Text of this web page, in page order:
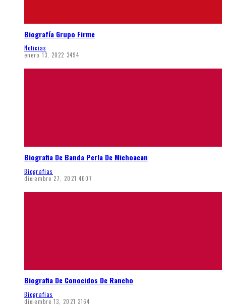
Biografía Grupo Firme
Noticias
enero 13, 2022 3494
Biografia De Banda Perla De Michoacan
Biografias
diciembre 27, 2021 4007
Biografia De Conocidos De Rancho
Biografias
diciembre 13, 2021 3164